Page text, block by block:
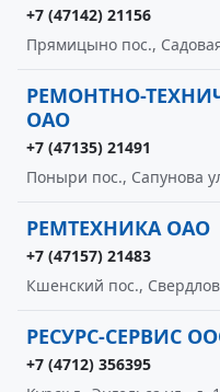
+7 (47142) 21156
Прямицыно пос.,
РЕМОНТНО-
ОАО
+7 (47135) 21491
Поныри пос., Сапунова
РЕМТЕХНИКА ОАО
+7 (47157) 21483
Кшенский пос.,
РЕСУРС-СЕРВИС
+7 (4712) 356395